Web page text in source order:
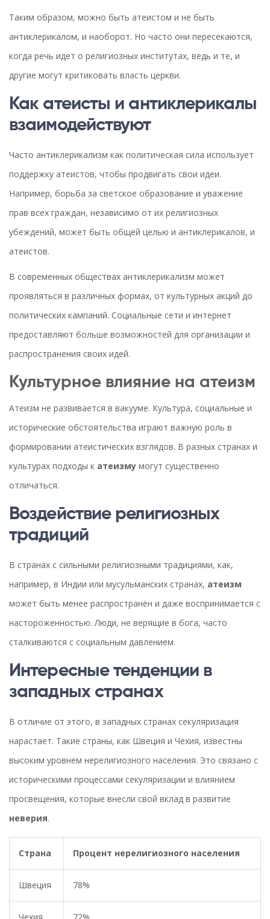
Таким образом, можно быть атеистом и не быть
антиклерикалом, и наоборот. Но часто они пересекаются,
когда речь идет о религиозных институтах, ведь и те, и
другие могут критиковать власть церкви.
Как атеисты и антиклерикалы
взаимодействуют
Часто антиклерикализм как политическая сила использует
поддержку атеистов, чтобы продвигать свои идеи.
Например, борьба за светское образование и уважение
прав всех граждан, независимо от их религиозных
убеждений, может быть общей целью и антиклерикалов, и
атеистов.
В современных обществах антиклерикализм может
проявляться в различных формах, от культурных акций до
политических кампаний. Социальные сети и интернет
предоставляют больше возможностей для организации и
распространения своих идей.
Культурное влияние на атеизм
Атеизм не развивается в вакууме. Культура, социальные и
исторические обстоятельства играют важную роль в
формировании атеистических взглядов. В разных странах и
культурах подходы к атеизму могут существенно
отличаться.
Воздействие религиозных
традиций
В странах с сильными религиозными традициями, как,
например, в Индии или мусульманских странах, атеизм
может быть менее распространён и даже воспринимается с
настороженностью. Люди, не верящие в бога, часто
сталкиваются с социальным давлением.
Интересные тенденции в
западных странах
В отличие от этого, в западных странах секуляризация
нарастает. Такие страны, как Швеция и Чехия, известны
высоким уровнем нерелигиозного населения. Это связано с
историческими процессами секуляризации и влиянием
просвещения, которые внесли свой вклад в развитие
неверия.
Страна Процент нерелигиозного населения
Швеция 78%